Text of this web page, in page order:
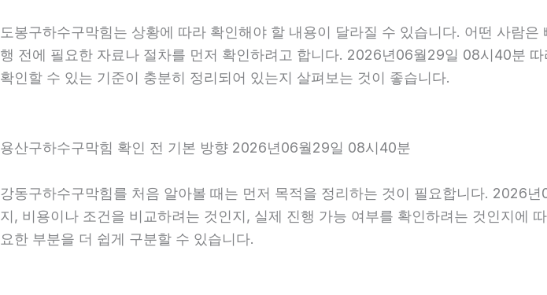
도봉구하수구막힘는 상황에 따라 확인해야 할 내용이 달라질 수 있습니다. 어떤 사람
행 전에 필요한 자료나 절차를 먼저 확인하려고 합니다. 2026년06월29일 08시40분
확인할 수 있는 기준이 충분히 정리되어 있는지 살펴보는 것이 좋습니다.
용산구하수구막힘 확인 전 기본 방향 2026년06월29일 08시40분
강동구하수구막힘를 처음 알아볼 때는 먼저 목적을 정리하는 것이 필요합니다. 2026
지, 비용이나 조건을 비교하려는 것인지, 실제 진행 가능 여부를 확인하려는 것인지에
요한 부분을 더 쉽게 구분할 수 있습니다.